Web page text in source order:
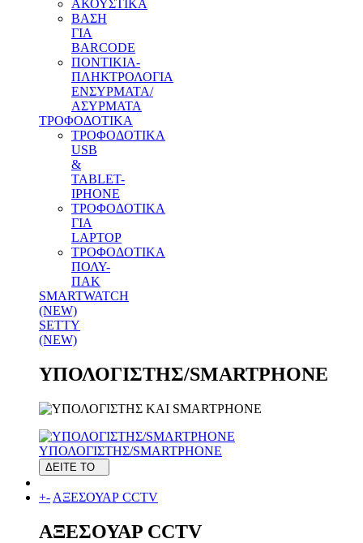
ΑΚΟΥΣΤΙΚΑ
ΒΑΣΗ
ΓΙΑ
BARCODE
ΠΟΝΤΙΚΙΑ-
ΠΛΗΚΤΡΟΛΟΓΙΑ
ΕΝΣΥΡΜΑΤΑ/
ΑΣΥΡΜΑΤΑ
ΤΡΟΦΟΔΟΤΙΚΑ
ΤΡΟΦΟΔΟΤΙΚΑ
USB
&
TABLET-
IPHONE
ΤΡΟΦΟΔΟΤΙΚΑ
ΓΙΑ
LAPTOP
ΤΡΟΦΟΔΟΤΙΚΑ
ΠΟΛΥ-
ΠΑΚ
SMARTWATCH
(NEW)
SETTY
(NEW)
ΥΠΟΛΟΓΙΣΤΗΣ/SMARTPHONE
ΥΠΟΛΟΓΙΣΤΗΣ/SMARTPHONE
ΔΕΙΤΕ ΤΟ
+- ΑΞΕΣΟΥΑΡ CCTV
ΑΞΕΣΟΥΑΡ CCTV